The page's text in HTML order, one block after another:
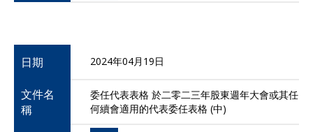
日期 2024年04月19日
文件名
稱
委任代表表格 於二零二三年股東週年大會或其任
何續會適用的代表委任表格 (中)